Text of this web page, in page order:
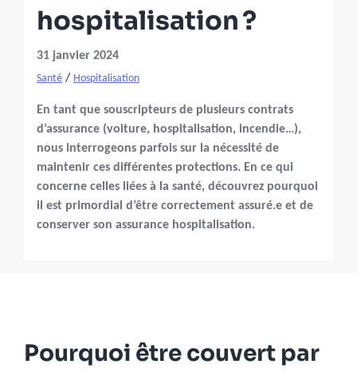
hospitalisation ?
31 janvier 2024
Santé / Hospitalisation
En tant que souscripteurs de plusieurs contrats
d’assurance (voiture, hospitalisation, incendie…),
nous interrogeons parfois sur la nécessité de
maintenir ces différentes protections. En ce qui
concerne celles liées à la santé, découvrez pourquoi
il est primordial d’être correctement assuré.e et de
conserver son assurance hospitalisation.
Pourquoi être couvert par